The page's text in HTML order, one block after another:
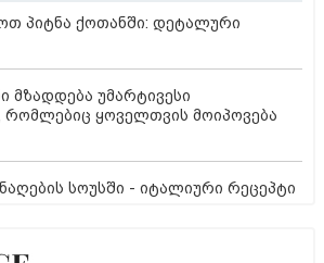
პიტნა ქოთანში: დეტალური
მზადდება უმარტივესი
რომლებიც ყოველთვის მოიპოვება
სოუსში - იტალიური რეცეპტი